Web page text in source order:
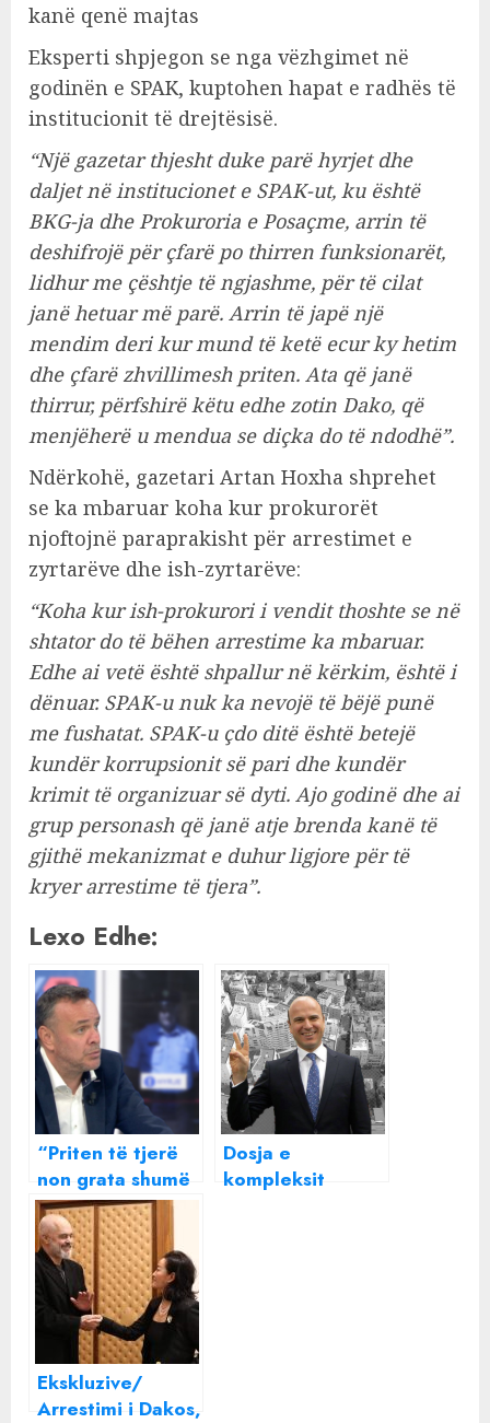
kanë qenë majtas
Eksperti shpjegon se nga vëzhgimet në
godinën e SPAK, kuptohen hapat e radhës të
institucionit të drejtësisë.
“Një gazetar thjesht duke parë hyrjet dhe
daljet në institucionet e SPAK-ut, ku është
BKG-ja dhe Prokuroria e Posaçme, arrin të
deshifrojë për çfarë po thirren funksionarët,
lidhur me çështje të ngjashme, për të cilat
janë hetuar më parë. Arrin të japë një
mendim deri kur mund të ketë ecur ky hetim
dhe çfarë zhvillimesh priten. Ata që janë
thirrur, përfshirë këtu edhe zotin Dako, që
menjëherë u mendua se diçka do të ndodhë”.
Ndërkohë, gazetari Artan Hoxha shprehet
se ka mbaruar koha kur prokurorët
njoftojnë paraprakisht për arrestimet e
zyrtarëve dhe ish-zyrtarëve:
“Koha kur ish-prokurori i vendit thoshte se në
shtator do të bëhen arrestime ka mbaruar.
Edhe ai vetë është shpallur në kërkim, është i
dënuar. SPAK-u nuk ka nevojë të bëjë punë
me fushatat. SPAK-u çdo ditë është betejë
kundër korrupsionit së pari dhe kundër
krimit të organizuar së dyti. Ajo godinë dhe ai
grup personash që janë atje brenda kanë të
gjithë mekanizmat e duhur ligjore për të
kryer arrestime të tjera”.
Lexo Edhe:
“Priten të tjerë
non grata shumë
shpejt”/
Paralajmëron
Karamuço: Pas
Dakos, do të
ketë një arrestim
Dosja e
kompleksit
Ekskluzive/
Arrestimi i Dakos,